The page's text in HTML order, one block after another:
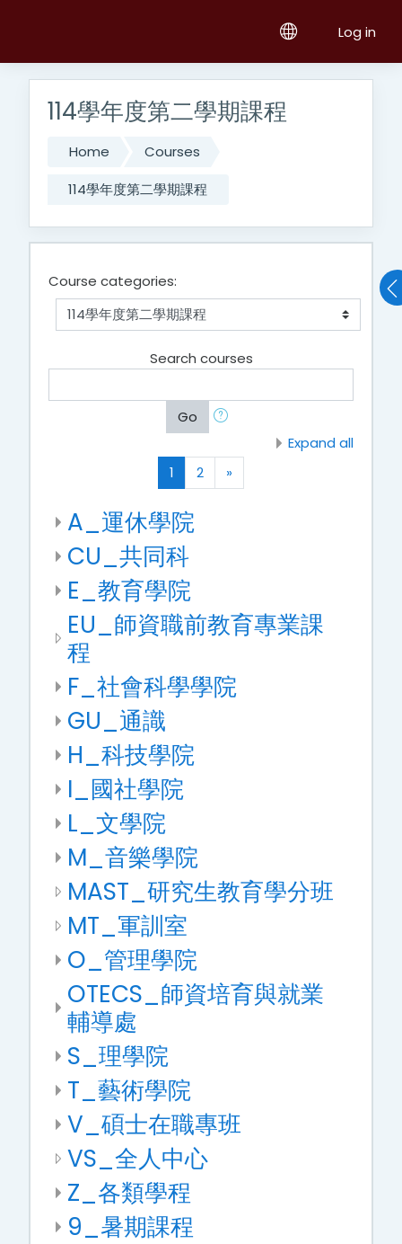
Log in
114學年度第二學期課程
Home
Courses
114學年度第二學期課程
Course categories:
Search courses
Go
Expand all
1 (current)
2 »
A_運休學院
CU_共同科
E_教育學院
EU_師資職前教育專業課
程
F_社會科學學院
GU_通識
H_科技學院
I_國社學院
L_文學院
M_音樂學院
MAST_研究生教育學分班
MT_軍訓室
O_管理學院
OTECS_師資培育與就業
輔導處
S_理學院
T_藝術學院
V_碩士在職專班
VS_全人中心
Z_各類學程
9_暑期課程